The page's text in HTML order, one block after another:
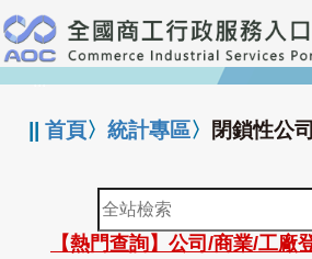
跳
到
主
要
:::
||首頁〉統計專區〉 閉鎖性公
全
站
檢
【熱門查詢】公司/商業/工廠